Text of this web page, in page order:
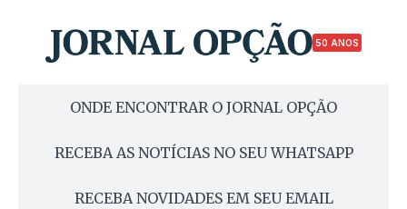
50 ANOS
ONDE ENCONTRAR O JORNAL OPÇÃO
RECEBA AS NOTÍCIAS NO SEU WHATSAPP
RECEBA NOVIDADES EM SEU EMAIL